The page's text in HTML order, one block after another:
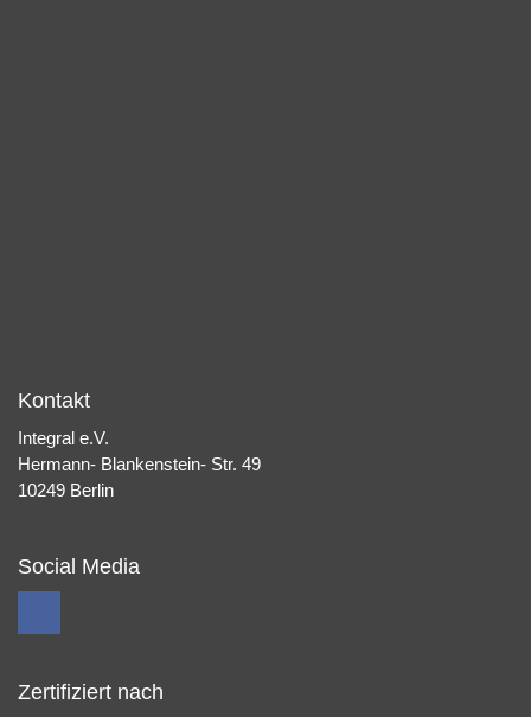
Kontakt
Integral e.V.
Hermann- Blankenstein- Str. 49
10249 Berlin
Social Media
Zertifiziert nach